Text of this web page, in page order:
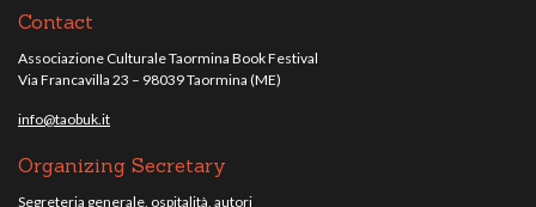
Contact
Associazione Culturale Taormina Book Festival
Via Francavilla 23 – 98039 Taormina (ME)
info@taobuk.it
Organizing Secretary
Segreteria generale, ospitalità, autori